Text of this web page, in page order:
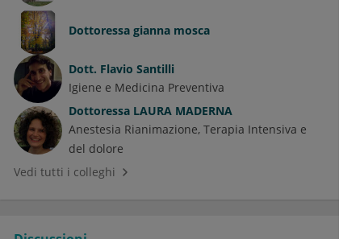
Dottoressa gianna mosca
Dott. Flavio Santilli
Igiene e Medicina Preventiva
Dottoressa LAURA MADERNA
Anestesia Rianimazione, Terapia Intensiva e
del dolore
Vedi tutti i colleghi